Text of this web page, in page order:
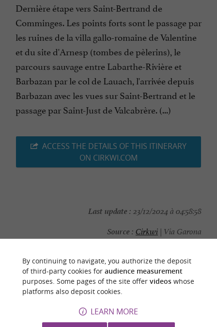
Dernière étape vers Saint-Bertrand de
Comminges. Les points forts sont le passage par
les ruines de la villa gallo-romaine de Valentine
et du site d'Arnesp (tombes de pèlerins), le
parcours sauvage entre Labarthe-Rivière et
Barbazan par le col de Lauach, l'arrivée depuis
Barbazan avec les vues sur Saint-Bertrand et le
passage par Saint-Just de Valcabrère. (...)
ACCESS THE DETAILS OF THIS ITINERARY
ON CIRKWI.COM
Last update : 23/12/2024 à 04:58:58
Source : Cirkwi | Via Garona
YOU WILL LIKEALSO
By continuing to navigate, you authorize the deposit
of third-party cookies for audience measurement
purposes. Some pages of the site offer videoswhose
platforms also deposit cookies.
LEARN MORE